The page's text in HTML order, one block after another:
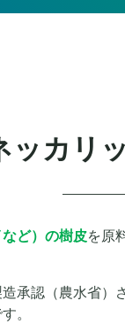
ッカリ
ど）の樹皮を原
承認（農水省
。